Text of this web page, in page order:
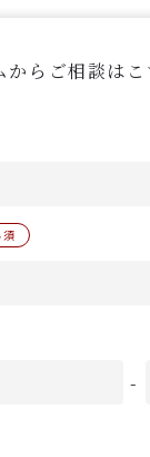
からご相談はこ
-